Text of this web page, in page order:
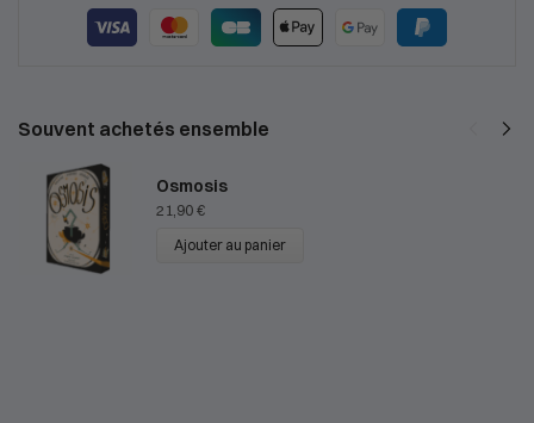
Souvent achetés ensemble
Osmosis
21,90€
Ajouter au panier